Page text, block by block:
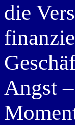
die
Angst